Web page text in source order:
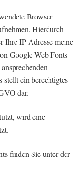
Browser
Hierdurch
Ihre IP-Adresse meine
Google Web Fonts
ein berechtigtes
dar.
wird eine
finden Sie unter der